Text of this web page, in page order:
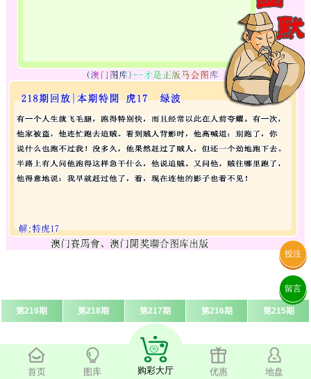
第219期 第218期 第217期 第216期 第215期
首页 图库 购彩大厅 优惠 地盘
投注
留言